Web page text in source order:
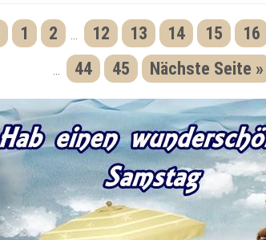
1 2 12 13 14 15 16
44 45 Nächste Seite »